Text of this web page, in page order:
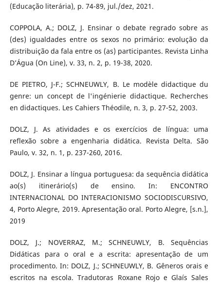
(Educação literária), p. 74-89, jul./dez, 2021.
COPPOLA, A.; DOLZ, J. Ensinar o debate regrado sobre as
(des) igualdades entre os sexos no primário: evolução da
distribuição da fala entre os (as) participantes. Revista Linha
D’Água (On Line), v. 33, n. 2, p. 19-38, 2020.
DE PIETRO, J-F.; SCHNEUWLY, B. Le modèle didactique du
genre: un concept de l'ingénierie didactique. Recherches
en didactiques. Les Cahiers Théodile, n. 3, p. 27-52, 2003.
DOLZ, J. As atividades e os exercícios de língua: uma
reflexão sobre a engenharia didática. Revista Delta. São
Paulo, v. 32, n. 1, p. 237-260, 2016.
DOLZ, J. Ensinar a língua portuguesa: da sequência didática
ao(s) itinerário(s) de ensino. In: ENCONTRO
INTERNACIONAL DO INTERACIONISMO SOCIODISCURSIVO,
4, Porto Alegre, 2019. Apresentação oral. Porto Alegre, [s.n.],
2019
DOLZ, J.; NOVERRAZ, M.; SCHNEUWLY, B. Sequências
Didáticas para o oral e a escrita: apresentação de um
procedimento. In: DOLZ, J.; SCHNEUWLY, B. Gêneros orais e
escritos na escola. Tradutoras Roxane Rojo e Glaís Sales